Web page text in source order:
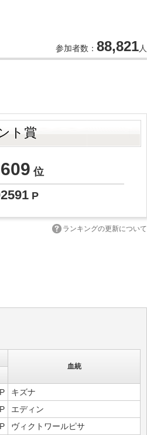
参加者数： 88,821人
ト賞
位
P
ランキングの更新について
血統
キズナ
エディン
ヴィクトワールピサ